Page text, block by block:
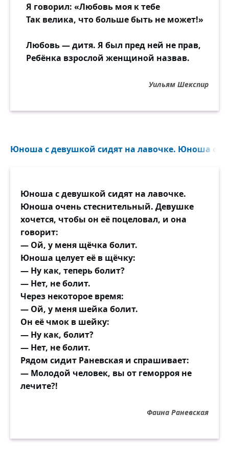
Я говорил: «Любовь моя к тебе
Так велика, что больше быть не может!»
Любовь — дитя. Я был пред ней не прав,
Ребёнка взрослой женщиной назвав.
Уильям Шекспир
Юноша с девушкой сидят на лавочке. Юноша
Юноша с девушкой сидят на лавочке.
Юноша очень стеснительный. Девушке
хочется, чтобы он её поцеловал, и она
говорит:
— Ой, у меня щёчка болит.
Юноша целует её в щёчку:
— Ну как, теперь болит?
— Нет, не болит.
Через некоторое время:
— Ой, у меня шейка болит.
Он её чмок в шейку:
— Ну как, болит?
— Нет, не болит.
Рядом сидит Раневская и спрашивает:
— Молодой человек, вы от геморроя не
лечите?!
Фаина Раневская